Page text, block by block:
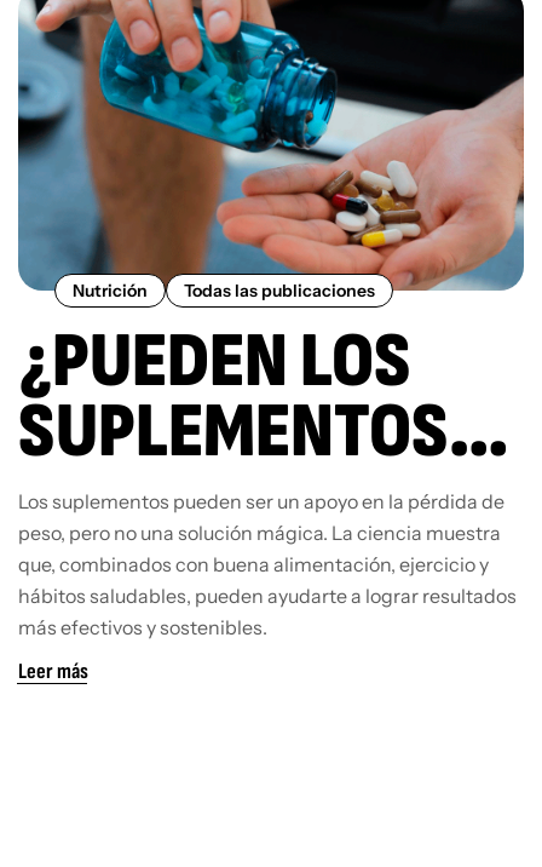
Nutrición Todas las publicaciones
¿PUEDEN LOS
SUPLEMENTOS
AYUDARTE A
PERDER PESO?
LO QUE DICE LA
CIENCIA
Los suplementos pueden ser un apoyo en la pérdida de
peso, pero no una solución mágica. La ciencia muestra
que, combinados con buena alimentación, ejercicio y
hábitos saludables, pueden ayudarte a lograr resultados
más efectivos y sostenibles.
Leer más